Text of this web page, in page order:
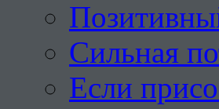
Сильная
Если